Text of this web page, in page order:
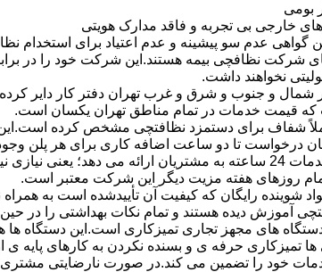
بومی
خارجی بی تجربه و فاقد مدارک هویتی
گواهی عدم سو پیشینه و عدم اعتیاد برای استخدام
شرکت نظافچی بیمه هستند.این شرکت خود را در
نخواهند داشت.
و جنوب و شرق و غرب تهران دفتر کار دایر کرده
که قیمت خدمات در تمام مناطق تهران یکسان است.
درخواست تا دو ساعت اضافه کاری برای هر پلن وجود
کاری درخواست نظافتچی بدهید.
روزهای هفته مزیت دیگر این شرکت معتبر است.
شوینده رایگان که کیفیت آن تأییدشده است به
آموزش دیده هستند و تمام نکات بهداشتی را در
های مجهز تجاری تمیزکاری است.این دستگاه
ها تمیزکاری حرفه ی و بسنده نکردن به کارهای
خود را تضمین می کند.در صورت نارضایتی